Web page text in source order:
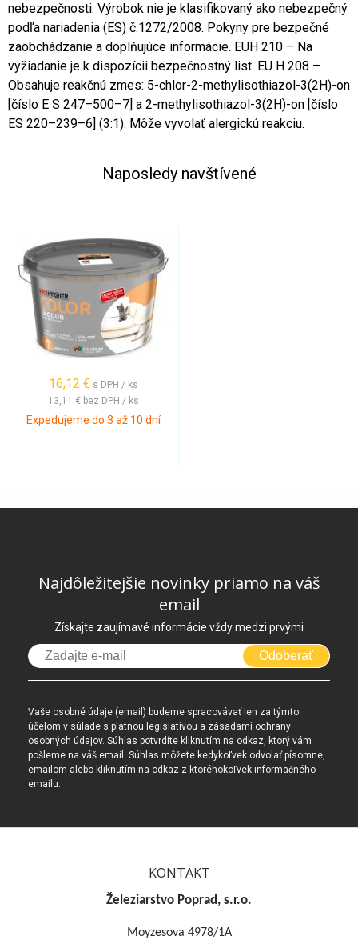
nebezpečnosti: Výrobok nie je klasifikovaný ako nebezpečný
podľa nariadenia (ES) č.1272/2008. Pokyny pre bezpečné
zaobchádzanie a doplňujúce informácie. EUH 210 – Na
vyžiadanie je k dispozícii bezpečnostný list. EU H 208 –
Obsahuje reakčnú zmes: 5-chlor-2-methylisothiazol-3(2H)-on
[číslo E S 247–500–7] a 2-methylisothiazol-3(2H)-on [číslo
ES 220–239–6] (3:1). Môže vyvolať alergickú reakciu.
Naposledy navštívené
16,12 € s DPH / ks
13,11 € bez DPH / ks
Expedujeme do 3 až 10 dní
Najdôležitejšie novinky priamo na váš
email
Získajte zaujímavé informácie vždy medzi prvými
Odoberať
Vaše osobné údaje (email) budeme spracovávať len za týmto
účelom v súlade s platnou legislatívou a zásadami ochrany
osobných údajov. Súhlas potvrdíte kliknutím na odkaz, ktorý vám
pošleme na váš email. Súhlas môžete kedykoľvek odvolať písomne,
emailom alebo kliknutím na odkaz z ktoréhokoľvek informačného
emailu.
KONTAKT
Železiarstvo Poprad, s.r.o.
Moyzesova 4978/1A